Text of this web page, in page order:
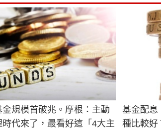
金規模首破兆。摩根：主動
時代來了，最看好這「4大主
基金配息
種比較好